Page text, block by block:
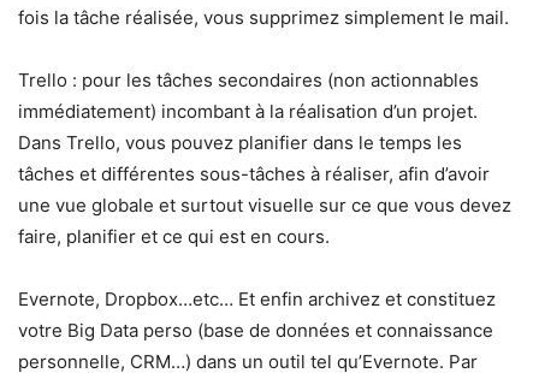
fois la tâche réalisée, vous supprimez simplement le mail.
Trello : pour les tâches secondaires (non actionnables
immédiatement) incombant à la réalisation d’un projet.
Dans Trello, vous pouvez planifier dans le temps les
tâches et différentes sous-tâches à réaliser, afin d’avoir
une vue globale et surtout visuelle sur ce que vous devez
faire, planifier et ce qui est en cours.
Evernote, Dropbox…etc… Et enfin archivez et constituez
votre Big Data perso (base de données et connaissance
personnelle, CRM…) dans un outil tel qu’Evernote. Par